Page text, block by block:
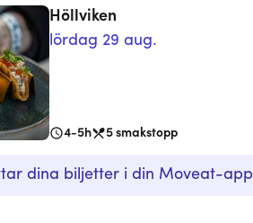
Höllviken
lördag 29 aug.
4-5h 5 smakstopp
dina biljetter i din Moveat-app